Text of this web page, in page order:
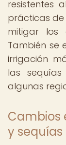
resistentes
prácticas de
mitigar los
También se
irrigación
las
algunas
Cambios
y sequías